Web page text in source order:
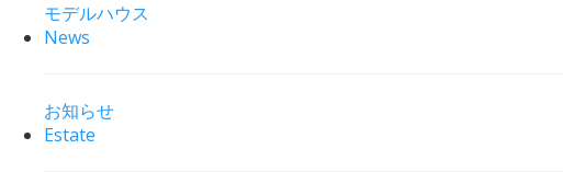
モデルハウス
News
お知らせ
Estate